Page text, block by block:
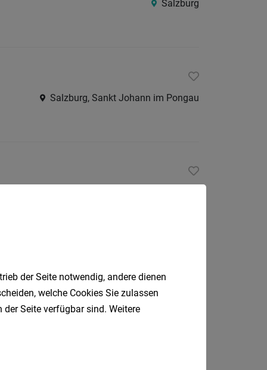
Salzburg
Salzburg, Sankt Johann im Pongau
Salzburg, Straßwalchen, Wien, Premstätten
der Seite notwendig, andere dienen
welche Cookies Sie zulassen
Seite verfügbar sind. Weitere